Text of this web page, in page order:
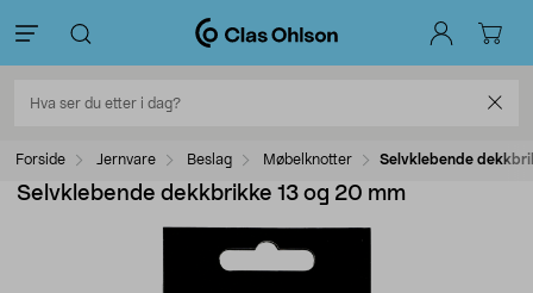
Forside Jernvare Beslag Møbelknotter Selvklebende
Selvklebende dekkbrikke 13 og 20 mm